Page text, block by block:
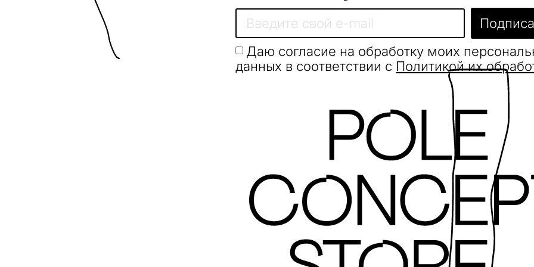
Даю согласие на обработку моих
данных в соответствии с Политикой их